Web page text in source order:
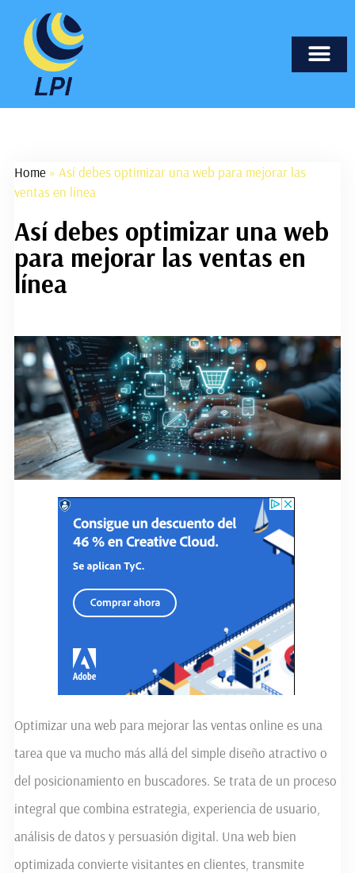
Home» Así debes optimizar una web para mejorar las
ventas en línea
Así debes optimizar una web
para mejorar las ventas en
línea
Optimizar una web para mejorar las ventas online es una
tarea que va mucho más allá del simple diseño atractivo o
del posicionamiento en buscadores. Se trata de un proceso
integral que combina estrategia, experiencia de usuario,
análisis de datos y persuasión digital. Una web bien
optimizada convierte visitantes en clientes, transmite